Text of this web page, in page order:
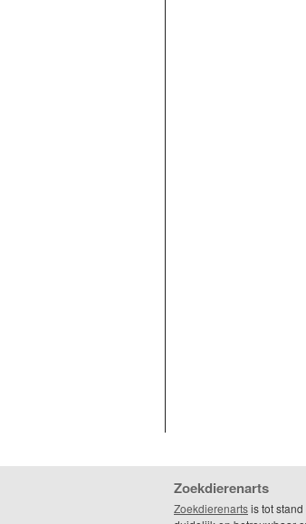
Zoekdierenarts
Zoekdierenartsis tot